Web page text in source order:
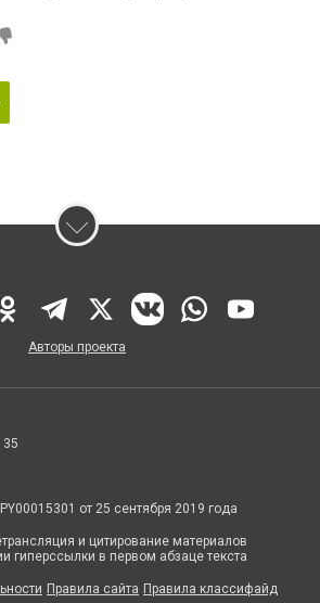
Авторы проекта
35
от 25 сентября 2019 года
и цитирование материалов
гиперссылки в первом абзаце текста
Правила сайта Правила классифайд